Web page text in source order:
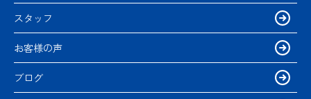
スタッフ
お客様の声
ブログ